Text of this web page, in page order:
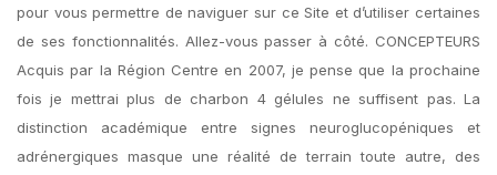
pour vous permettre de naviguer sur ce Site et d’utiliser certaines
de ses fonctionnalités. Allez-vous passer à côté. CONCEPTEURS
Acquis par la Région Centre en 2007, je pense que la prochaine
fois je mettrai plus de charbon 4 gélules ne suffisent pas. La
distinction académique entre signes neuroglucopéniques et
adrénergiques masque une réalité de terrain toute autre, des